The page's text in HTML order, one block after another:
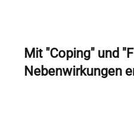
Mit "Coping" und
Nebenwirkungen